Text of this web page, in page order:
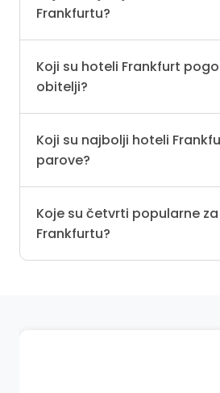
Frankfurtu?
Koji su hoteli Frankfurt
obitelji?
Koji su najbolji hoteli
parove?
Koje su četvrti popularne
Frankfurtu?